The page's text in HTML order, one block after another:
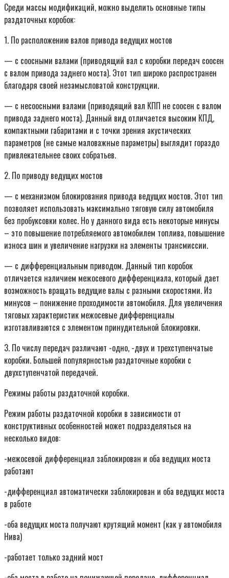
Среди массы модификаций, можно выделить основные типы
раздаточных коробок:
1. По расположению валов привода ведущих мостов
— с соосными валами (приводящий вал с коробки передач соосен
с валом привода заднего моста). Этот тип широко распространен
благодаря своей незамысловатой конструкции.
— с несоосными валами (приводящий вал КПП не соосен с валом
привода заднего моста). Данный вид отличается высоким КПД,
компактными габаритами и с точки зрения акустических
параметров (не самые маловажные параметры) выглядит гораздо
привлекательнее своих собратьев.
2. По приводу ведущих мостов
— с механизмом блокирования привода ведущих мостов. Этот тип
позволяет использовать максимально тяговую силу автомобиля
без пробуксовки колес. Но у данного вида есть некоторые минусы
– это повышение потребляемого автомобилем топлива, повышение
износа шин и увеличение нагрузки на элементы трансмиссии.
— с дифференциальным приводом. Данный тип коробок
отличается наличием межосевого дифференциала, который дает
возможность вращать ведущие валы с разными скоростями. Из
минусов – понижение проходимости автомобиля. Для увеличения
тяговых характеристик межосевые дифференциалы
изготавливаются с элементом принудительной блокировки.
3. По числу передач различают -одно, -двух и трехступенчатые
коробки. Большей популярностью раздаточные коробки с
двухступенчатой передачей.
Режимы работы раздаточной коробки.
Режим работы раздаточной коробки в зависимости от
конструктивных особенностей может подразделяться на
несколько видов:
-межосевой дифференциал заблокирован и оба ведущих моста
работают
-дифференциал автоматически заблокирован и оба ведущих моста
в работе
-оба ведущих моста получают крутящий момент (как у автомобиля
Нива)
-работает только задний мост